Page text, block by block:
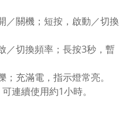
／關機；短按，啟動／切換
換頻率；長按3秒，暫
充滿電，指示燈常亮。
使用約1小時。